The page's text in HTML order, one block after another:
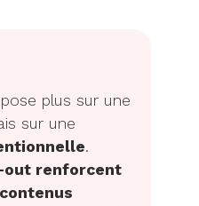
plus sur une
sur une
.
out renforcent